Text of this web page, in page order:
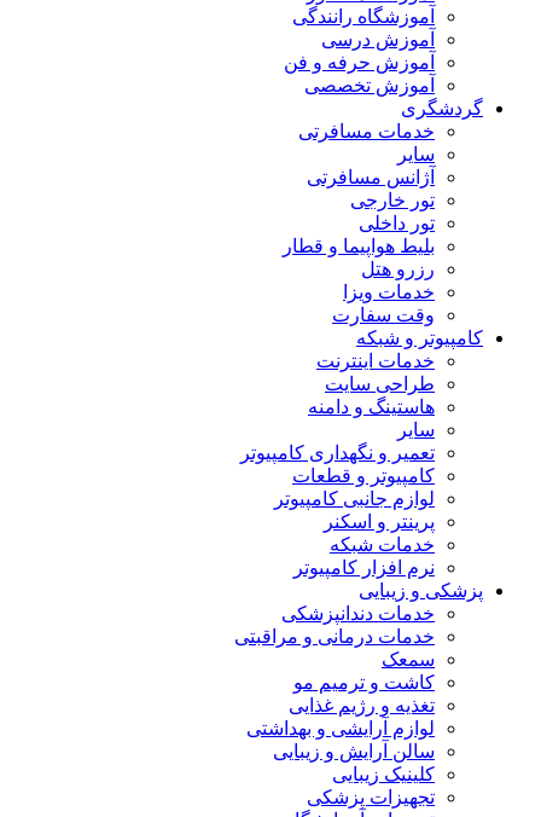
آموزشگاه رانندگی
آموزش درسی
آموزش حرفه و فن
آموزش تخصصی
گردشگری
خدمات مسافرتی
سایر
آژانس مسافرتی
تور خارجی
تور داخلی
بلیط هواپیما و قطار
رزرو هتل
خدمات ویزا
وقت سفارت
کامپیوتر و شبکه
خدمات اینترنت
طراحی سایت
هاستینگ و دامنه
سایر
تعمیر و نگهداری کامپیوتر
کامپیوتر و قطعات
لوازم جانبی کامپیوتر
پرینتر و اسکنر
خدمات شبکه
نرم افزار کامپیوتر
پزشکی و زیبایی
خدمات دندانپزشکی
خدمات درمانی و مراقبتی
سمعک
کاشت و ترمیم مو
تغذیه و رژیم غذایی
لوازم آرایشی و بهداشتی
سالن آرایش و زیبایی
کلینیک زیبایی
تجهیزات پزشکی